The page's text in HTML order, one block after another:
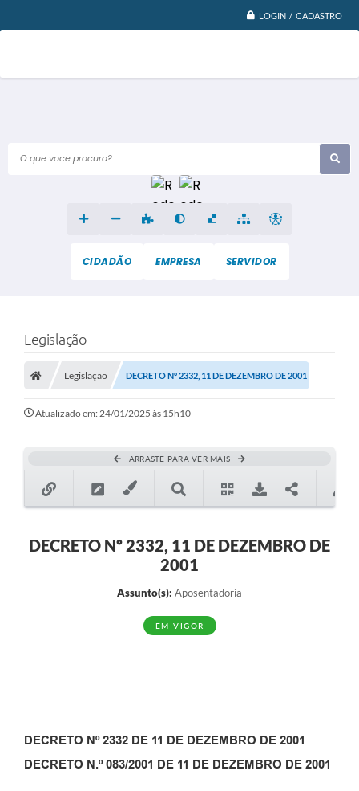
LOGIN / CADASTRO
O que voce procura?
CIDADÃO EMPRESA SERVIDOR
Legislação
Legislação DECRETO Nº 2332, 11 DE DEZEMBRO DE 2001
Atualizado em: 24/01/2025 às 15h10
ARRASTE PARA VER MAIS
DECRETO Nº 2332, 11 DE DEZEMBRO DE
2001
Assunto(s): Aposentadoria
EM VIGOR
DECRETO Nº 2332 DE 11 DE DEZEMBRO DE 2001
DECRETO N.º 083/2001 DE 11 DE DEZEMBRO DE 2001